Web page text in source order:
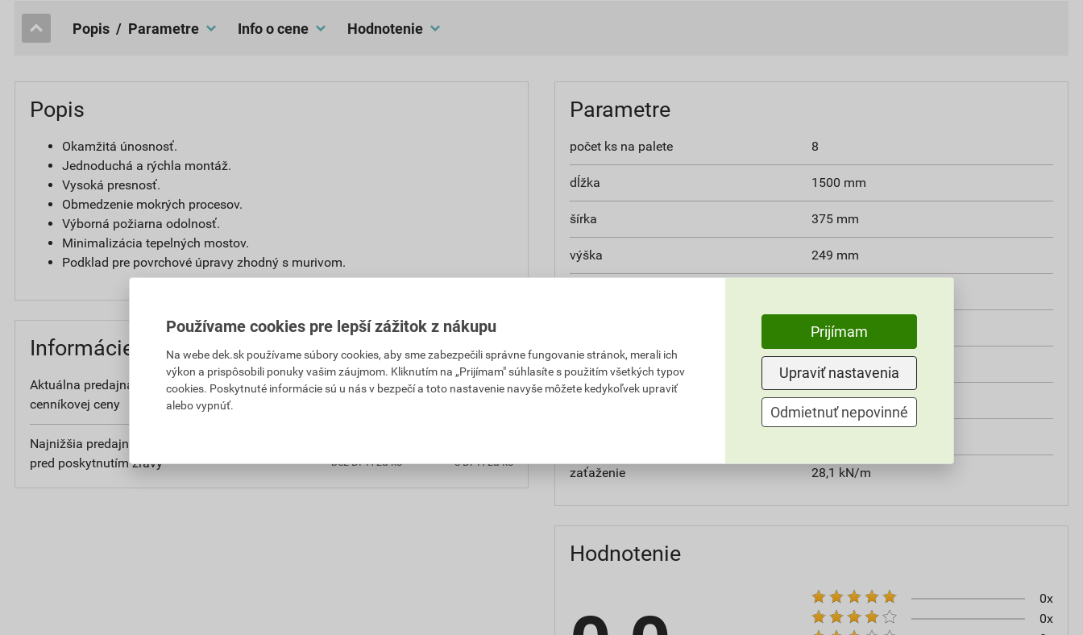
popis / Parametre Info o cene hodnotenie
Popis
Okamžitá únosnosť.
Jednoduchá a rýchla montáž.
Vysoká presnosť.
Obmedzenie mokrých procesov.
Výborná požiarna odolnosť.
Minimalizácia tepelných mostov.
Podklad pre povrchové úpravy zhodný s murivom.
Informácie o cene
Aktuálna predajná cena po zľave 52% z
cenníkovej ceny
53,69 EUR 66,04 EUR
Najnižšia predajná cena v období 30 dní
pred poskytnutím zľavy
bez DPH za ks s DPH za ks
Parametre
počet ks na palete 8
dĺžka 1500 mm
šírka 375 mm
výška 249 mm
117 kg
reakcia na oheň trieda A1
súčiniteľ tepelnej vodivosti 0,15–0,165 W/mK
zaťaženie 28,1 kN/m
Hodnotenie
0x
0x
Používame cookies pre lepší zážitok z nákupu
Na webe dek.sk používame súbory cookies, aby sme zabezpečili správne fungovanie stránok, merali ich
výkon a prispôsobili ponuky vašim záujmom. Kliknutím na „Prijímam" súhlasíte s použitím všetkých typov
cookies. Poskytnuté informácie sú u nás v bezpečí a toto nastavenie navyše môžete kedykoľvek upraviť
alebo vypnúť.
Prijímam
Upraviť nastavenia
Odmietnuť nepovinné